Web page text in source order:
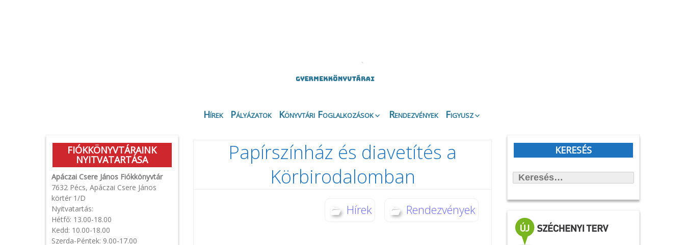
Hírek Pályázatok
Könyvtári Foglalkozások
Fiókkönyvtár
Belvárosi Fiókkönyvtár
Csipkefa
Gyermekkönyvtár
Körbirodalom
Gyermekkönyvtár
Rendezvények
Figyusz
BiblioTéma
Nyitott könyvek
Körbirodalmi lépegető
Diafilmköcsönzés
FIÓKKÖNYVTÁRAINK
NYITVATARTÁSA
Apáczai Csere János Fiókkönyvtár
7632 Pécs, Apáczai Csere János
körtér 1/D
Nyitvatartás:
Hétfő: 13.00-18.00
Kedd: 10.00-18.00
Szerda-Péntek: 9.00-17.00
KERESÉS
Papírszínház és diavetítés a
Körbirodalomban
Hírek Rendezvények